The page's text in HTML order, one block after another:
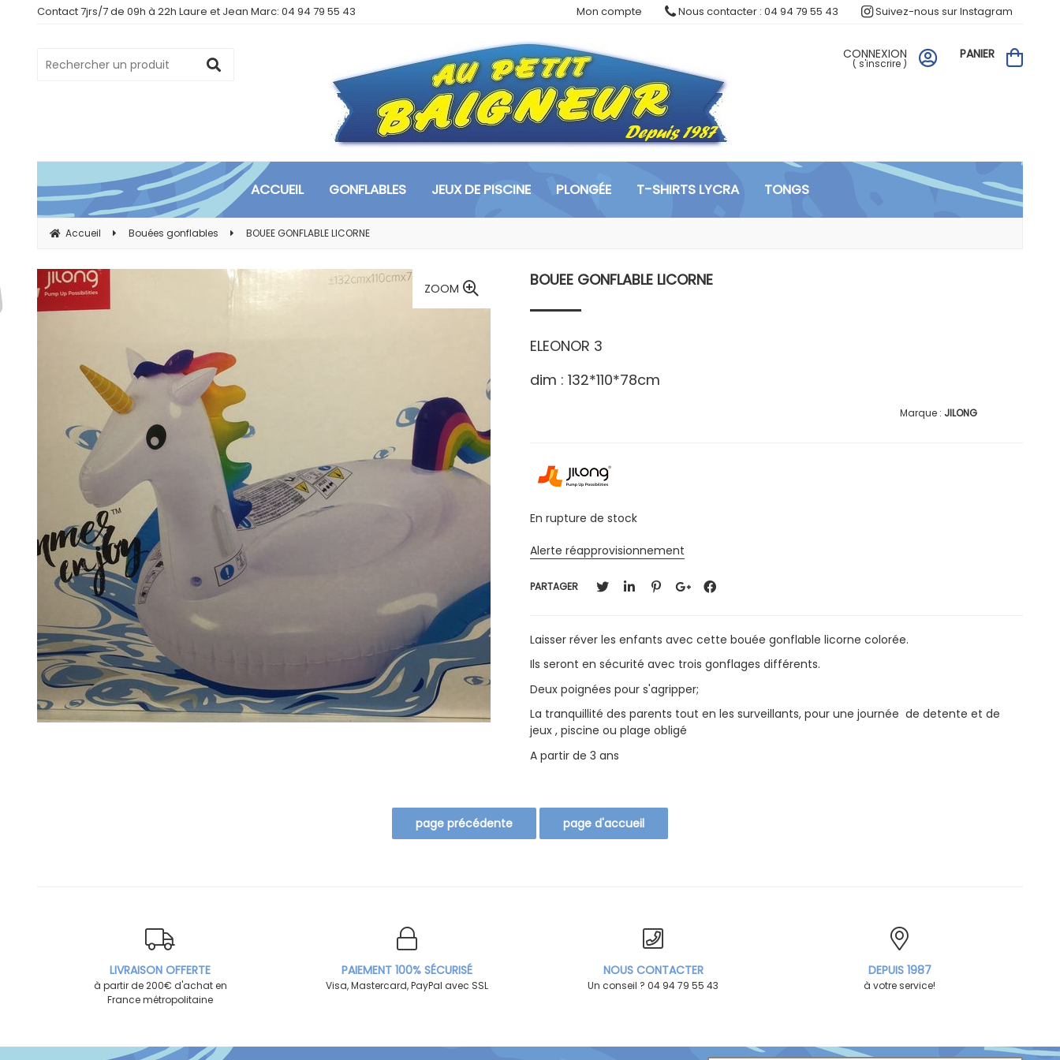
Contact 7jrs/7 de 09h à 22h Laure et Jean Marc: 04 94 79 55 43
CONNEXION
( s'inscrire )
PANIER
ACCUEIL GONFLABLES JEUX DE PISCINE PLONGÉE T-SHIRTS LYCRA TONGS
Accueil Bouées gonflables BOUEE GONFLABLE LICORNE
ZOOM BOUEE GONFLABLE LICORNE
ELEONOR 3
dim : 132*110*78cm
JILONG
En rupture de stock
Alerte réapprovisionnement
PARTAGER
Laisser réver les enfants avec cette bouée gonflable licorne colorée.
Ils seront en sécurité avec trois gonflages différents.
Deux poignées pour s'agripper;
La tranquillité des parents tout en les surveillants, pour une journée de detente et de
jeux , piscine ou plage obligé
A partir de 3 ans
Mon compte Nous contacter : 04 94 79 55 43 Suivez-nous sur Instagram
LIVRAISON OFFERTE
à partir de 200€ d'achat en
France métropolitaine
PAIEMENT 100% SÉCURISÉ
Visa, Mastercard, PayPal avec SSL
NOUS CONTACTER
Un conseil ? 04 94 79 55 43
DEPUIS 1987
à votre service!